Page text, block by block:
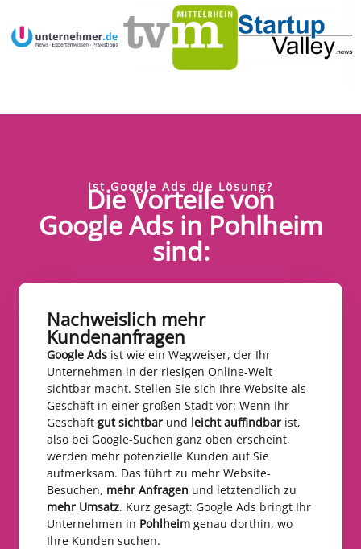
Ist Google Ads die Lösung?
Die Vorteile von
Google Ads in Pohlheim
sind:
Nachweislich mehr
Kundenanfragen​
Google Ads ist wie ein Wegweiser, der Ihr
Unternehmen in der riesigen Online-Welt
sichtbar macht. Stellen Sie sich Ihre Website als
Geschäft in einer großen Stadt vor: Wenn Ihr
Geschäft gut sichtbar und leicht auffindbar ist,
also bei Google-Suchen ganz oben erscheint,
werden mehr potenzielle Kunden auf Sie
aufmerksam. Das führt zu mehr Website-
Besuchen, mehr Anfragen und letztendlich zu
mehr Umsatz. Kurz gesagt: Google Ads bringt Ihr
Unternehmen in Pohlheim genau dorthin, wo
Ihre Kunden suchen.